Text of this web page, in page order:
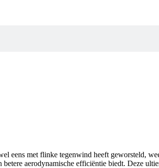
eens met flinke tegenwind heeft geworsteld,
aerodynamische efficiëntie biedt. Deze